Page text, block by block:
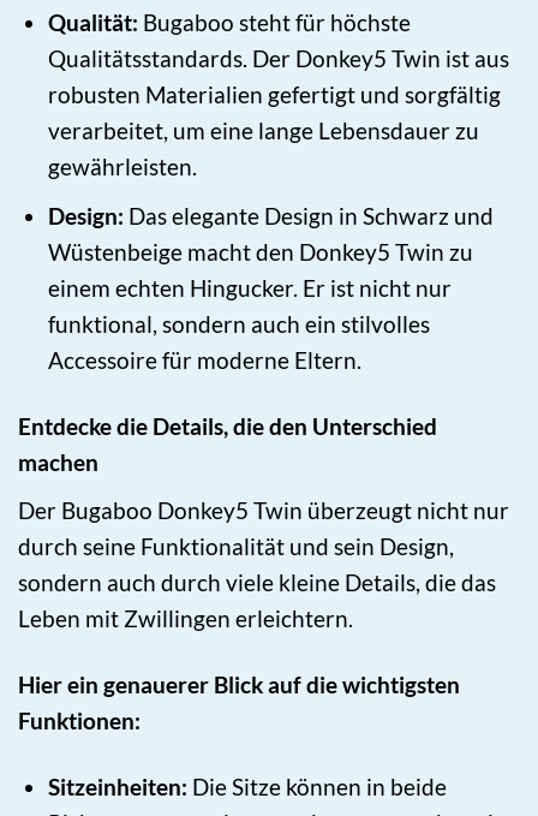
Qualität: Bugaboo steht für höchste
Qualitätsstandards. Der Donkey5 Twin ist aus
robusten Materialien gefertigt und sorgfältig
verarbeitet, um eine lange Lebensdauer zu
gewährleisten.
Design: Das elegante Design in Schwarz und
Wüstenbeige macht den Donkey5 Twin zu
einem echten Hingucker. Er ist nicht nur
funktional, sondern auch ein stilvolles
Accessoire für moderne Eltern.
Entdecke die Details, die den Unterschied
machen
Der Bugaboo Donkey5 Twin überzeugt nicht nur
durch seine Funktionalität und sein Design,
sondern auch durch viele kleine Details, die das
Leben mit Zwillingen erleichtern.
Hier ein genauerer Blick auf die wichtigsten
Funktionen:
Sitzeinheiten: Die Sitze können in beide